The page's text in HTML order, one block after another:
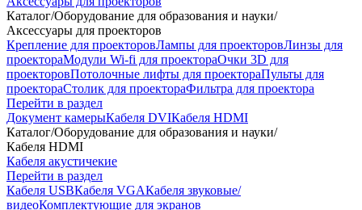
Каталог/Оборудование для образования и науки/
Аксессуары для проекторов
Крепление для проекторовЛампы для проекторовЛинзы для
проектораМодули Wi-fi для проектораОчки 3D для
проекторовПотолочные лифты для проектораПульты для
проектораСтолик для проектораФильтра для проектора
Перейти в раздел
Документ камерыКабеля DVIКабеля HDMI
Каталог/Оборудование для образования и науки/
Кабеля HDMI
Кабеля акустичекие
Перейти в раздел
Кабеля USBКабеля VGAКабеля звуковые/
видеоКомплектующие для экранов